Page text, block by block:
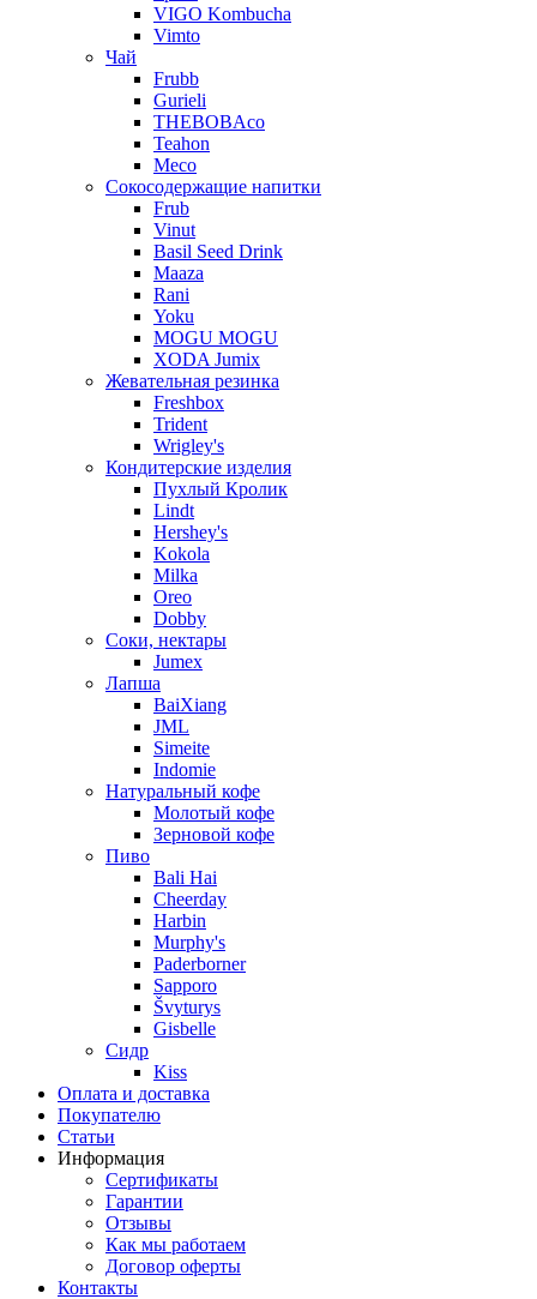
VIGO Kombucha
Vimto
Чай
Frubb
Gurieli
THEBOBAco
Teahon
Meco
Сокосодержащие напитки
Frub
Vinut
Basil Seed Drink
Maaza
Rani
Yoku
MOGU MOGU
XODA Jumix
Жевательная резинка
Freshbox
Trident
Wrigley's
Кондитерские изделия
Пухлый Кролик
Lindt
Hershey's
Kokola
Milka
Oreo
Dobby
Соки, нектары
Jumex
Лапша
BaiXiang
JML
Simeite
Indomie
Натуральный кофе
Молотый кофе
Зерновой кофе
Пиво
Bali Hai
Cheerday
Harbin
Murphy's
Paderborner
Sapporo
Švyturys
Gisbelle
Сидр
Kiss
Оплата и доставка
Покупателю
Статьи
Информация
Сертификаты
Гарантии
Отзывы
Как мы работаем
Договор оферты
Контакты